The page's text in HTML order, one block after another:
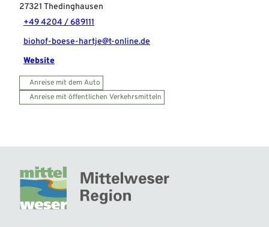
27321 Thedinghausen
+49 4204 / 689111
biohof-boese-hartje@t-online.de
Website
Anreise mit dem Auto
Anreise mit öffentlichen Verkehrsmitteln